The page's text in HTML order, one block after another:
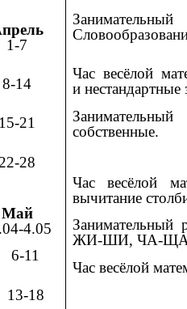
1-7
8-14
21
28
Май
4.05
18
Час весёлой
и нестандартные
собственные.
Час весёлой
вычитание
Занимательный
ЖИ-ШИ, ЧА-
Час весёлой